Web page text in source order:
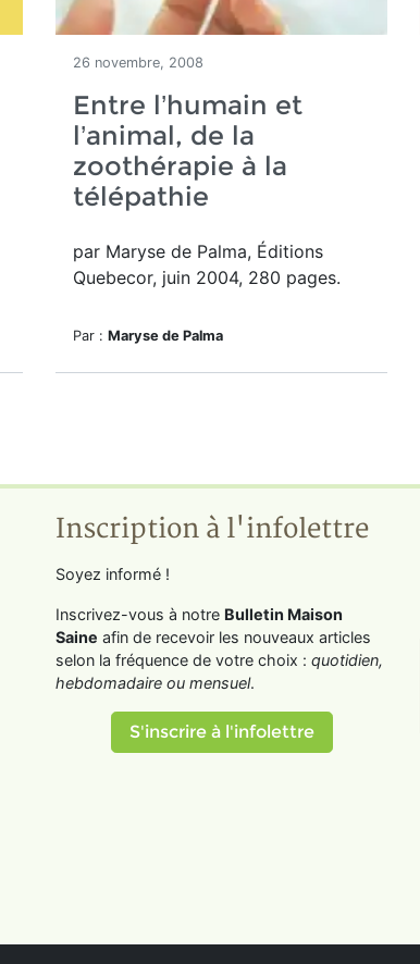
26 novembre, 2008
Entre l’humain et
l’animal, de la
zoothérapie à la
télépathie
par Maryse de Palma, Éditions
Quebecor, juin 2004, 280 pages.
Par : Maryse de Palma
Inscription à l'infolettre
Soyez informé !
Inscrivez-vous à notre Bulletin Maison
Saine afin de recevoir les nouveaux articles
selon la fréquence de votre choix : quotidien,
hebdomadaire ou mensuel.
S'inscrire à l'infolettre